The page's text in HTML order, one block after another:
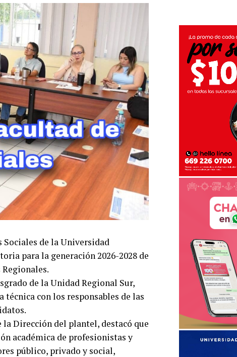
Sociales de la Universidad
para la generación 2026-2028 de
de la Unidad Regional Sur,
con los responsables de las
la Dirección del plantel, destacó que
académica de profesionistas y
público, privado y social,